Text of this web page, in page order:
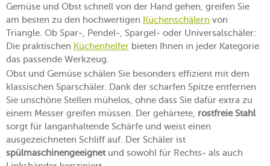
Gemüse und Obst schnell von der Hand gehen, greifen Sie
am besten zu den hochwertigen Küchenschälern von
Triangle. Ob Spar-, Pendel-, Spargel- oder Universalschäler:
Die praktischen Küchenhelfer bieten Ihnen in jeder Kategorie
das passende Werkzeug.
Obst und Gemüse schälen Sie besonders effizient mit dem
klassischen Sparschäler. Dank der scharfen Spitze entfernen
Sie unschöne Stellen mühelos, ohne dass Sie dafür extra zu
einem Messer greifen müssen. Der gehärtete, rostfreie Stahl
sorgt für langanhaltende Schärfe und weist einen
ausgezeichneten Schliff auf. Der Schäler ist
spülmaschinengeeignetund sowohl für Rechts- als auch